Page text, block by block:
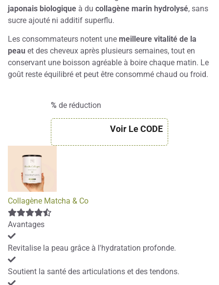
japonais biologique à du collagène marin hydrolysé, sans
sucre ajouté ni additif superflu.
Les consommateurs notent une meilleure vitalité de la
peau et des cheveux après plusieurs semaines, tout en
conservant une boisson agréable à boire chaque matin. Le
goût reste équilibré et peut être consommé chaud ou froid.
% de réduction
Voir Le CODE
Collagène Matcha & Co
Avantages
Revitalise la peau grâce à l'hydratation profonde.
Soutient la santé des articulations et des tendons.